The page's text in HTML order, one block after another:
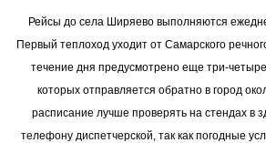
Рейсы до села Ширяево выполняются
Первый теплоход уходит от Самарского
течение дня предусмотрено еще три-
которых отправляется обратно в город
расписание лучше проверять на стендах в
телефону диспетчерской, так как погодные